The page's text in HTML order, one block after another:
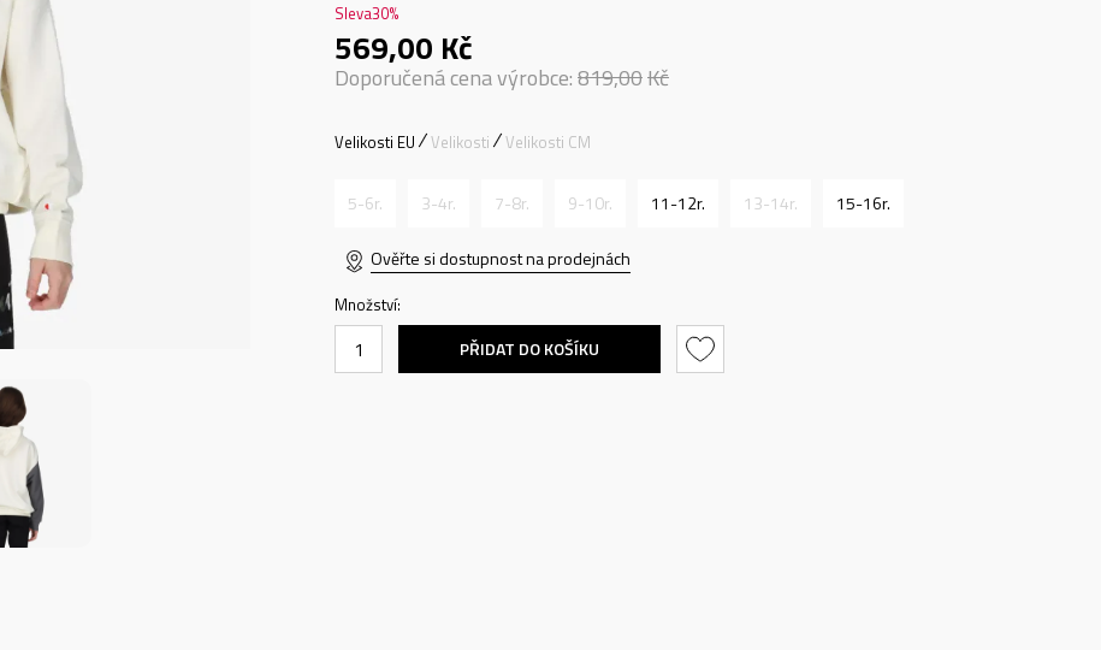
Sleva30%
569,00 Kč
Doporučená cena výrobce:819,00Kč
Velikosti EU Velikosti Velikosti CM
5-6r. 3-4r. 7-8r. 9-10r. 11-12r. 13-14r. 15-16r.
Ověřte si dostupnost na prodejnách
Množství:
PŘIDAT DO KOŠÍKU